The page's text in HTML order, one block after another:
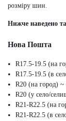
розміру шин.
Нижче наведено
Нова Пошта
R17.5-19.5 (на
R17.5-19.5 (в
R20 (на город) ~
R20 (у село/
R21-R22.5 (на
R21-R22.5 (в